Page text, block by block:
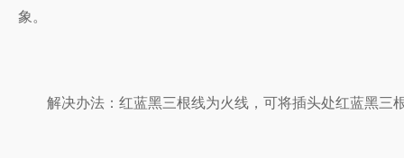
象。
解决办法：红蓝黑三根线为火线，可将插头处红蓝黑三